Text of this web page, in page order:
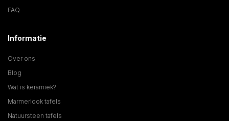
FAQ
Informatie
Over ons
Blog
Wat is keramiek?
Marmerlook tafels
Natuursteen tafels